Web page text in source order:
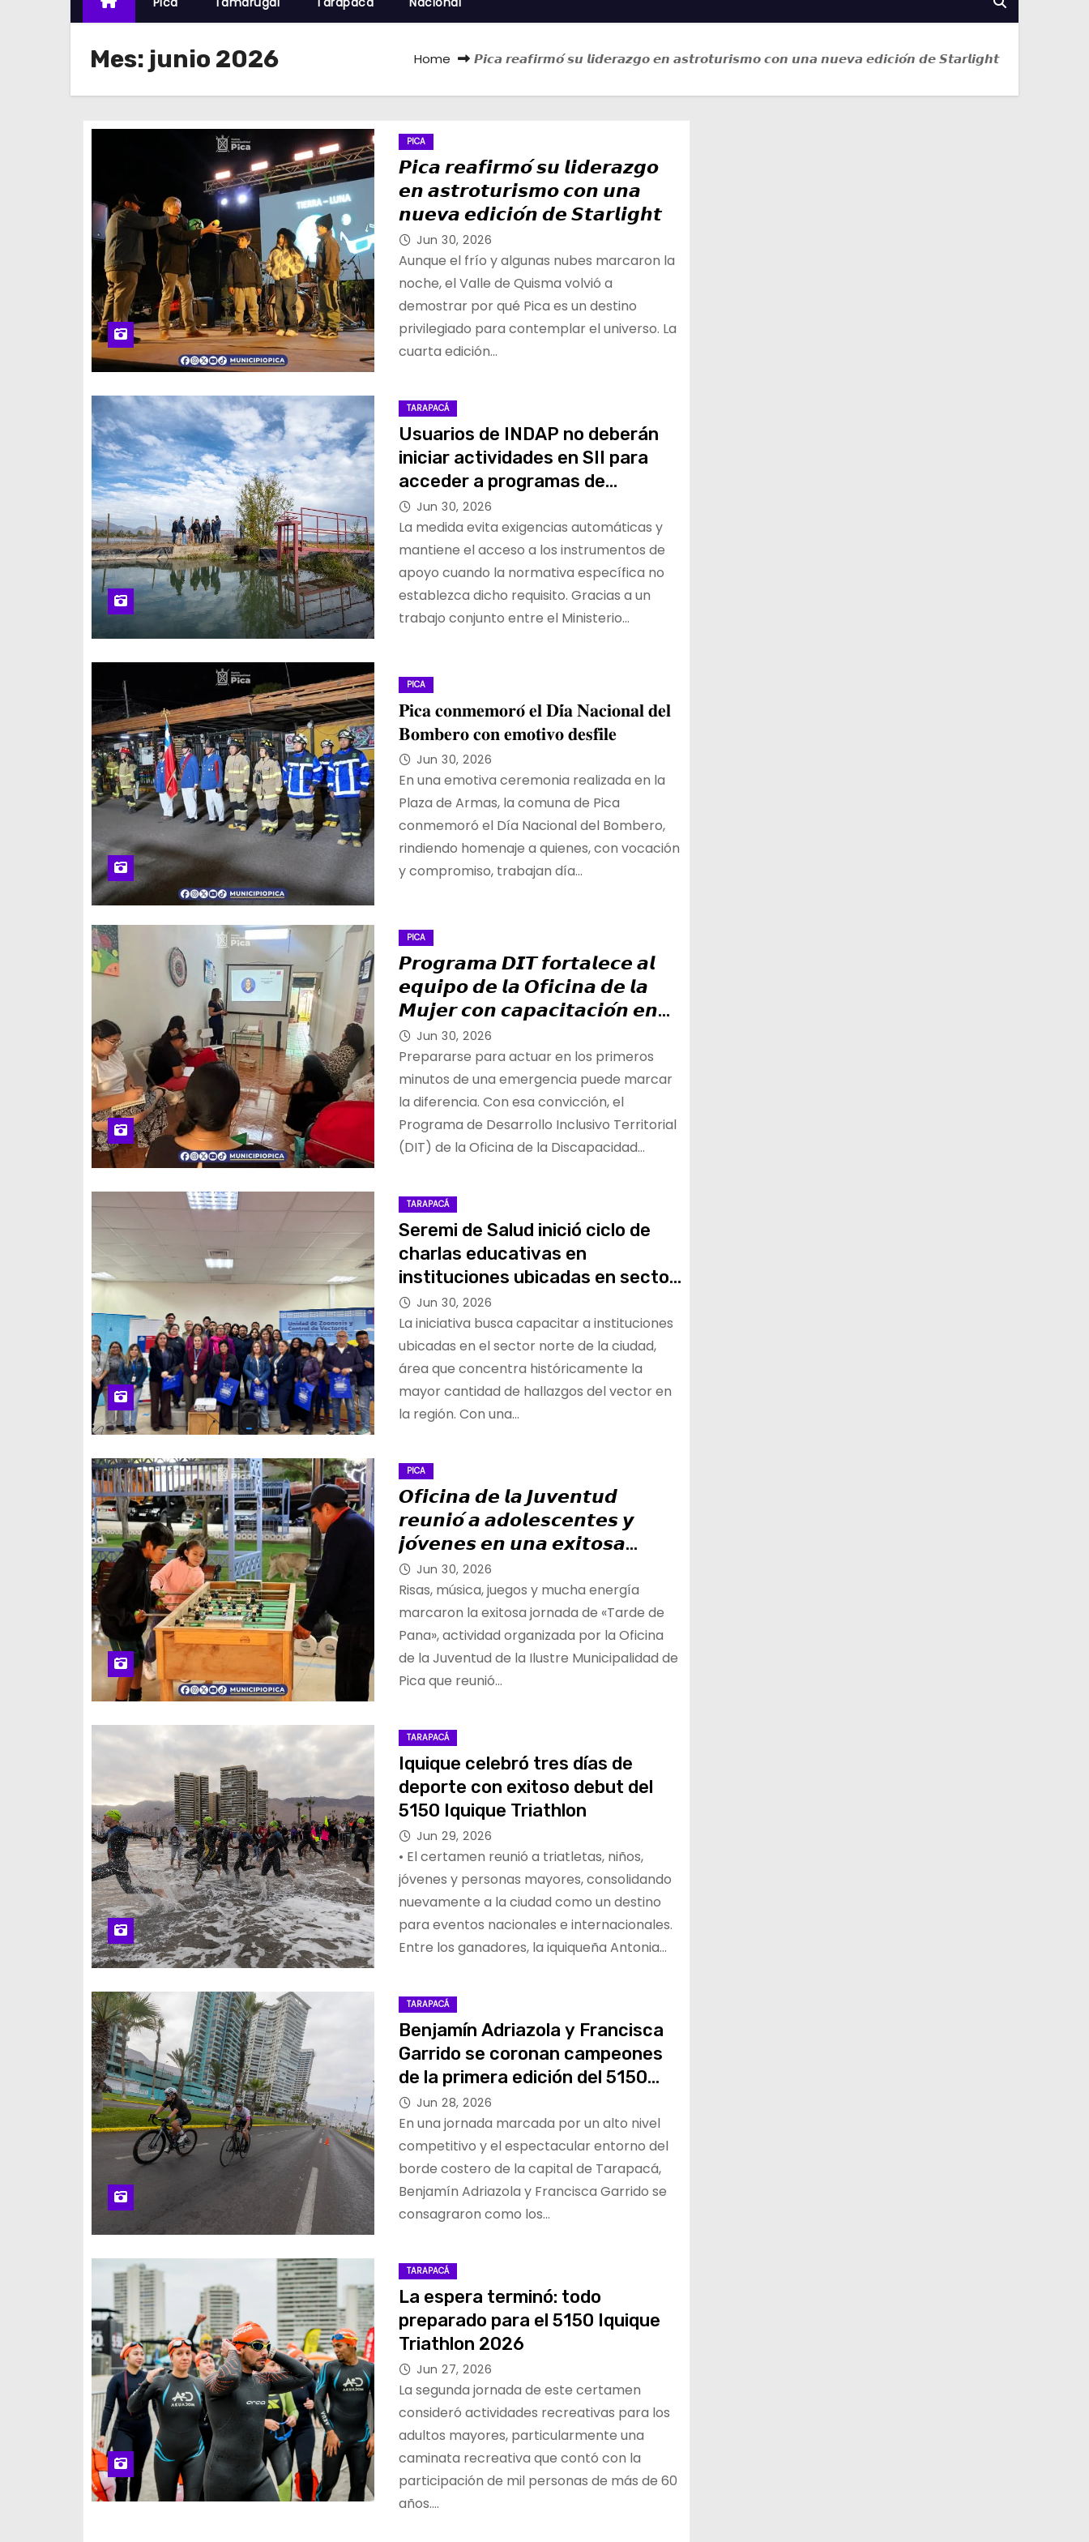
Mes: junio 2026 Home 𝙋𝙞𝙘𝙖 𝙧𝙚𝙖𝙛𝙞𝙧𝙢𝙤́ 𝙨𝙪 𝙡𝙞𝙙𝙚𝙧𝙖𝙯𝙜𝙤 𝙚𝙣 𝙖𝙨𝙩𝙧𝙤𝙩𝙪𝙧𝙞𝙨𝙢𝙤 𝙘𝙤𝙣 𝙪𝙣𝙖 𝙣𝙪𝙚𝙫𝙖 𝙚𝙙𝙞𝙘𝙞𝙤́𝙣 𝙙𝙚 𝙎𝙩𝙖𝙧𝙡𝙞𝙜𝙝𝙩
PICA
𝙋𝙞𝙘𝙖 𝙧𝙚𝙖𝙛𝙞𝙧𝙢𝙤́ 𝙨𝙪 𝙡𝙞𝙙𝙚𝙧𝙖𝙯𝙜𝙤
𝙚𝙣 𝙖𝙨𝙩𝙧𝙤𝙩𝙪𝙧𝙞𝙨𝙢𝙤 𝙘𝙤𝙣 𝙪𝙣𝙖
𝙣𝙪𝙚𝙫𝙖 𝙚𝙙𝙞𝙘𝙞𝙤́𝙣 𝙙𝙚 𝙎𝙩𝙖𝙧𝙡𝙞𝙜𝙝𝙩
Jun 30, 2026
Aunque el frío y algunas nubes marcaron la
noche, el Valle de Quisma volvió a
demostrar por qué Pica es un destino
privilegiado para contemplar el universo. La
cuarta edición…
TARAPACÁ
Usuarios de INDAP no deberán
iniciar actividades en SII para
acceder a programas de
fomento y créditos
institucionales
Jun 30, 2026
La medida evita exigencias automáticas y
mantiene el acceso a los instrumentos de
apoyo cuando la normativa específica no
establezca dicho requisito. Gracias a un
trabajo conjunto entre el Ministerio…
PICA
𝐏𝐢𝐜𝐚 𝐜𝐨𝐧𝐦𝐞𝐦𝐨𝐫𝐨́ 𝐞𝐥 𝐃𝐢́𝐚 𝐍𝐚𝐜𝐢𝐨𝐧𝐚𝐥 𝐝𝐞𝐥
𝐁𝐨𝐦𝐛𝐞𝐫𝐨 𝐜𝐨𝐧 𝐞𝐦𝐨𝐭𝐢𝐯𝐨 𝐝𝐞𝐬𝐟𝐢𝐥𝐞
Jun 30, 2026
En una emotiva ceremonia realizada en la
Plaza de Armas, la comuna de Pica
conmemoró el Día Nacional del Bombero,
rindiendo homenaje a quienes, con vocación
y compromiso, trabajan día…
PICA
𝙋𝙧𝙤𝙜𝙧𝙖𝙢𝙖 𝘿𝙄𝙏 𝙛𝙤𝙧𝙩𝙖𝙡𝙚𝙘𝙚 𝙖𝙡
𝙚𝙦𝙪𝙞𝙥𝙤 𝙙𝙚 𝙡𝙖 𝙊𝙛𝙞𝙘𝙞𝙣𝙖 𝙙𝙚 𝙡𝙖
𝙈𝙪𝙟𝙚𝙧 𝙘𝙤𝙣 𝙘𝙖𝙥𝙖𝙘𝙞𝙩𝙖𝙘𝙞𝙤́𝙣 𝙚𝙣
𝙋𝙧𝙞𝙢𝙚𝙧𝙤𝙨 𝘼𝙪𝙭𝙞𝙡𝙞𝙤𝙨, 𝙍𝘾𝙋 𝙮
𝙊𝙑𝘼𝘾𝙀
Jun 30, 2026
Prepararse para actuar en los primeros
minutos de una emergencia puede marcar
la diferencia. Con esa convicción, el
Programa de Desarrollo Inclusivo Territorial
(DIT) de la Oficina de la Discapacidad…
TARAPACÁ
Seremi de Salud inició ciclo de
charlas educativas en
instituciones ubicadas en sector
de hallazgos del zancudo Aedes
aegypti
Jun 30, 2026
La iniciativa busca capacitar a instituciones
ubicadas en el sector norte de la ciudad,
área que concentra históricamente la
mayor cantidad de hallazgos del vector en
la región. Con una…
PICA
𝙊𝙛𝙞𝙘𝙞𝙣𝙖 𝙙𝙚 𝙡𝙖 𝙅𝙪𝙫𝙚𝙣𝙩𝙪𝙙
𝙧𝙚𝙪𝙣𝙞𝙤́ 𝙖 𝙖𝙙𝙤𝙡𝙚𝙨𝙘𝙚𝙣𝙩𝙚𝙨 𝙮
𝙟𝙤́𝙫𝙚𝙣𝙚𝙨 𝙚𝙣 𝙪𝙣𝙖 𝙚𝙭𝙞𝙩𝙤𝙨𝙖
«𝙏𝙖𝙧𝙙𝙚 𝙙𝙚 𝙋𝙖𝙣𝙖»
Jun 30, 2026
Risas, música, juegos y mucha energía
marcaron la exitosa jornada de «Tarde de
Pana», actividad organizada por la Oficina
de la Juventud de la Ilustre Municipalidad de
Pica que reunió…
TARAPACÁ
Iquique celebró tres días de
deporte con exitoso debut del
5150 Iquique Triathlon
Jun 29, 2026
• El certamen reunió a triatletas, niños,
jóvenes y personas mayores, consolidando
nuevamente a la ciudad como un destino
para eventos nacionales e internacionales.
Entre los ganadores, la iquiqueña Antonia…
TARAPACÁ
Benjamín Adriazola y Francisca
Garrido se coronan campeones
de la primera edición del 5150
IQUIQUE TRIATHLON 2026
Jun 28, 2026
En una jornada marcada por un alto nivel
competitivo y el espectacular entorno del
borde costero de la capital de Tarapacá,
Benjamín Adriazola y Francisca Garrido se
consagraron como los…
TARAPACÁ
La espera terminó: todo
preparado para el 5150 Iquique
Triathlon 2026
Jun 27, 2026
La segunda jornada de este certamen
consideró actividades recreativas para los
adultos mayores, particularmente una
caminata recreativa que contó con la
participación de mil personas de más de 60
años.…